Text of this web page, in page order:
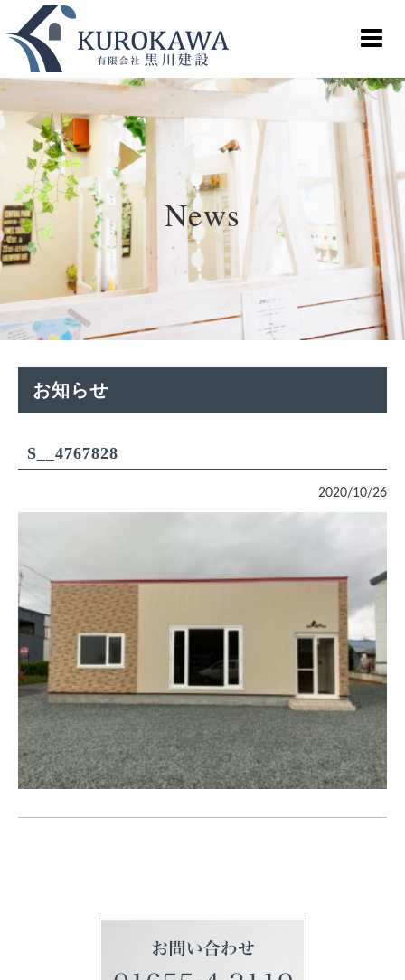
News
お知らせ
S__4767828
2020/10/26